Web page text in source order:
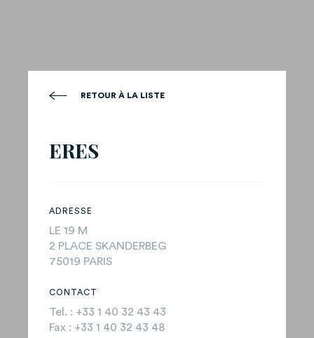
RETOUR À LA LISTE
ERES
ADRESSE
LE 19 M
2 PLACE SKANDERBEG
75019 PARIS
CONTACT
Tel. : +33 1 40 32 43 43
Fax : +33 1 40 32 43 48